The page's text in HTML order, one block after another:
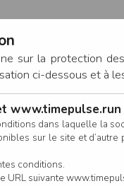
RÉSULTATS
sur la protection
ci-dessous et à
www.timepulse.run
dans laquelle la
sur le site et
conditions.
URL suivante